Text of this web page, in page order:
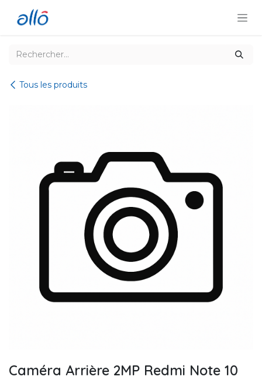
Tous les produits
Caméra Arrière 2MP Redmi Note 10